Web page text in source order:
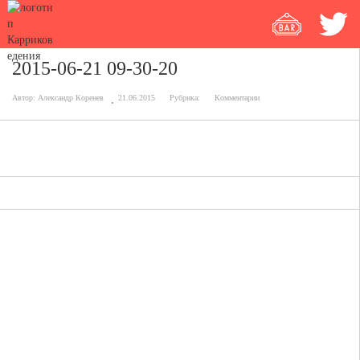
2015-06-21 09-30-20
Автор: Александр Коренев 21.06.2015 Рубрика: Комментарии